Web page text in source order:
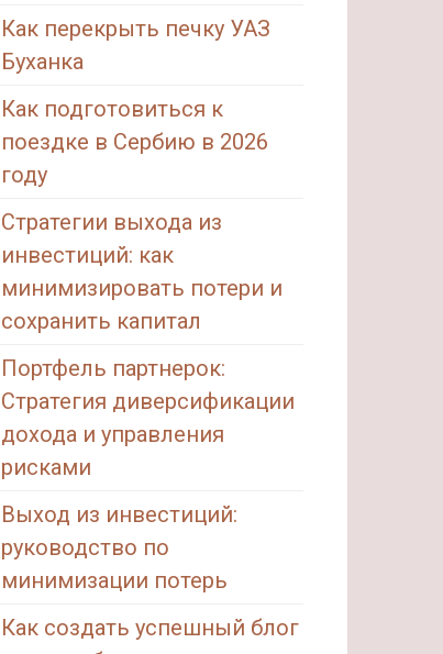
Как перекрыть печку УАЗ
Буханка
Как подготовиться к
поездке в Сербию в 2026
году
Стратегии выхода из
инвестиций: как
минимизировать потери и
сохранить капитал
Портфель партнерок:
Стратегия диверсификации
дохода и управления
рисками
Выход из инвестиций:
руководство по
минимизации потерь
Как создать успешный блог